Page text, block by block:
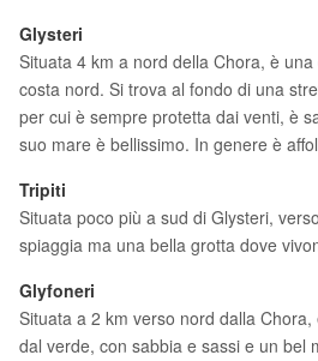
Glysteri
Situata 4 km a nord della Chora, è
costa nord. Si trova al fondo di una
per cui è sempre protetta dai venti, è
suo mare è bellissimo. In genere è
Tripiti
Situata poco più a sud di Glysteri,
spiaggia ma una bella grotta dove
Glyfoneri
Situata a 2 km verso nord dalla
dal verde, con sabbia e sassi e un bel